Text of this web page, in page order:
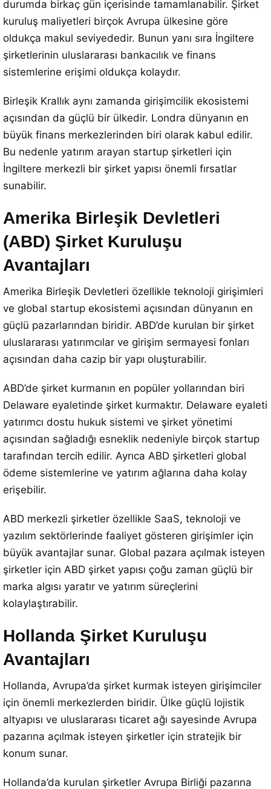
durumda birkaç gün içerisinde tamamlanabilir. Şirket
kuruluş maliyetleri birçok Avrupa ülkesine göre
oldukça makul seviyededir. Bunun yanı sıra İngiltere
şirketlerinin uluslararası bankacılık ve finans
sistemlerine erişimi oldukça kolaydır.
Birleşik Krallık aynı zamanda girişimcilik ekosistemi
açısından da güçlü bir ülkedir. Londra dünyanın en
büyük finans merkezlerinden biri olarak kabul edilir.
Bu nedenle yatırım arayan startup şirketleri için
İngiltere merkezli bir şirket yapısı önemli fırsatlar
sunabilir.
Amerika Birleşik Devletleri
(ABD) Şirket Kuruluşu
Avantajları
Amerika Birleşik Devletleri özellikle teknoloji girişimleri
ve global startup ekosistemi açısından dünyanın en
güçlü pazarlarından biridir. ABD’de kurulan bir şirket
uluslararası yatırımcılar ve girişim sermayesi fonları
açısından daha cazip bir yapı oluşturabilir.
ABD’de şirket kurmanın en popüler yollarından biri
Delaware eyaletinde şirket kurmaktır. Delaware eyaleti
yatırımcı dostu hukuk sistemi ve şirket yönetimi
açısından sağladığı esneklik nedeniyle birçok startup
tarafından tercih edilir. Ayrıca ABD şirketleri global
ödeme sistemlerine ve yatırım ağlarına daha kolay
erişebilir.
ABD merkezli şirketler özellikle SaaS, teknoloji ve
yazılım sektörlerinde faaliyet gösteren girişimler için
büyük avantajlar sunar. Global pazara açılmak isteyen
şirketler için ABD şirket yapısı çoğu zaman güçlü bir
marka algısı yaratır ve yatırım süreçlerini
kolaylaştırabilir.
Hollanda Şirket Kuruluşu
Avantajları
Hollanda, Avrupa’da şirket kurmak isteyen girişimciler
için önemli merkezlerden biridir. Ülke güçlü lojistik
altyapısı ve uluslararası ticaret ağı sayesinde Avrupa
pazarına açılmak isteyen şirketler için stratejik bir
konum sunar.
Hollanda’da kurulan şirketler Avrupa Birliği pazarına